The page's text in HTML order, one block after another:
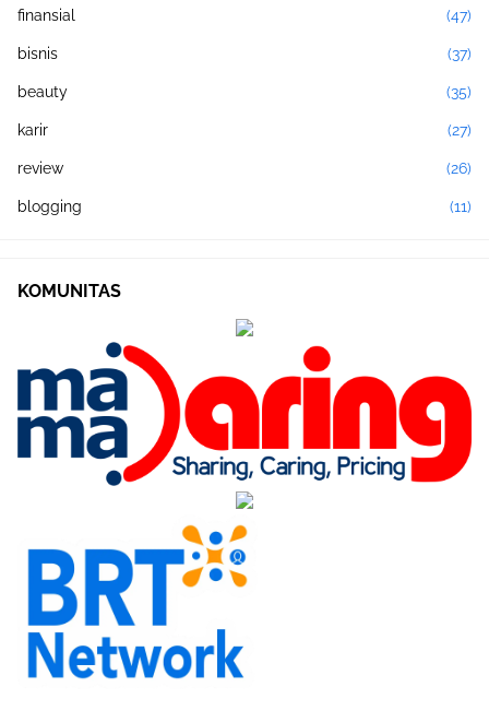
finansial (47)
bisnis (37)
beauty (35)
karir (27)
review (26)
blogging (11)
KOMUNITAS